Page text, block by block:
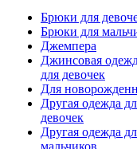
Брюки для
Брюки для
Джемпера
Джинсовая
для девочек
Для
Другая одежда
девочек
Другая одежда